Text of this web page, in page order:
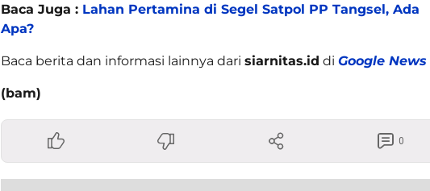
Baca Juga : Lahan Pertamina di Segel Satpol PP Tangsel, Ada
Apa?
Baca berita dan informasi lainnya dari siarnitas.id di Google News
(bam)
0